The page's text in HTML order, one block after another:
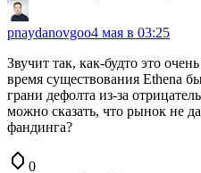
pnaydanovgoo4 мая в 03:25
Звучит так, как-будто это
время существования Ethena
грани дефолта из-за
можно сказать, что рынок не
фандинга?
0